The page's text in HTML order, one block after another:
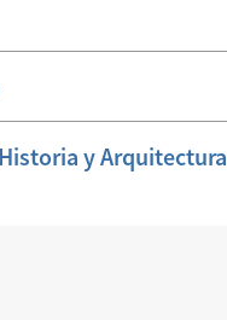
y Arquitectura